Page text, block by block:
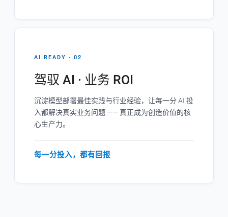
AI READY · 02
驾驭 AI · 业务 ROI
沉淀模型部署最佳实践与行业经验，让每一分 AI 投
入都解决真实业务问题 —— 真正成为创造价值的核
心生产力。
每一分投入，都有回报